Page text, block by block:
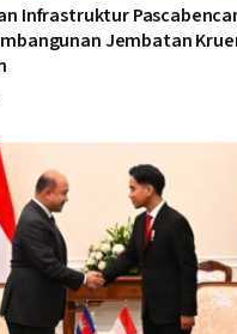
Infrastruktur
Jembatan